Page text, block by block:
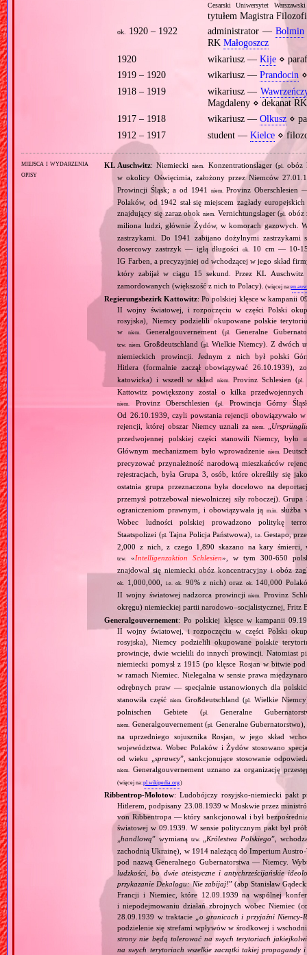
Cesarski Uniwersytet
tytułem Magistra
ok. 1920 – 1922 administrator — Bolmin
RK Małogoszcz
1920
wikariusz — Kije⋄
1919 – 1920
wikariusz — Prandocin⋄
1918 – 1919
wikariusz —
Magdaleny ⋄ dekanat
1917 – 1918
wikariusz — Olkusz⋄
1912 – 1917
student — Kielce⋄
miejsca i wydarzenia
opisy
KL Auschwitz: Niemieckiniem. Konzentrationslager (pl. obóz
w okolicy Oświęcimia, założony przez Niemców
Prowincji Śląsk; a od 1941
niem. Provinz Oberschlesien
Polaków, od 1942 stał się miejscem zagłady
znajdujący się zaraz obok niem. Vernichtungslager (pl. obóz
miliona ludzi, głównie Żydów, w komorach gazowych.
zastrzykami. Do 1941 zabijano dożylnymi zastrzykami
dosercowy zastrzyk — igłą długości
ok.
10 cm —
IG Farben, a precyzyjniej od wchodzącej w jego skład
który zabijał w ciągu 15 sekund. Przez KL
zamordowanych (większość z nich to Polacy). (więcej na:
Regierungsbezirk Kattowitz: Po polskiej klęsce w kampanii
II wojny światowej, i rozpoczęciu w części Polski
rosyjska), Niemcy podzielili okupowane polskie
wniem. Generalgouvernement (pl. Generalne
tzw. niem. Großdeutschland (pl. Wielkie Niemcy). Z dwóch
niemieckich prowincji. Jednym z nich był polski
Hitlera (formalnie zaczął obowiązywać 26.10.1939),
katowicka) i wszedł w skład
niem. Provinz Schlesien (pl.
Kattowitz powiększony został o kilka
niem. Provinz Oberschlesien (pl.
Prowincja Górny
Od 26.10.1939, czyli powstania rejencji obowiązywało
rejencji, której obszar Niemcy uznali za niem.
przedwojennej polskiej części stanowili Niemcy, było
Głównym mechanizmem było wprowadzenie niem.
precyzować przynależność narodową mieszkańców
rejestracjach, była Grupa 3, osób, które określiły się
ostatnia grupa przeznaczona była docelowo na
przemysł potrzebował niewolniczej siły roboczej).
ograniczeniom prawnym, i obowiązywała jąm.in. służba
Wobec ludności polskiej prowadzono politykę
Staatspolizei (pl. Tajna Policja Państwowa), i.e. Gestapo,
2,000 z nich, z czego 1,890 skazano na kary śmierci,
tzw. «Intelligenzaktion Schlesien», w tym 300‐650
znajdował się niemiecki obóz koncentracyjny i obóz
ok. 1,000,000, i.e. ok. 90% z nich) oraz ok. 140,000
II wojny światowej nadzorca prowincjiniem. Provinz
okręgu) niemieckiej partii narodowo–socjalistycznej, Fritz
Generalgouvernement: Po polskiej klęsce w kampanii
II wojny światowej, i rozpoczęciu w części Polski
rosyjska), Niemcy podzielili okupowane polskie
prowincje, dwie wcielili do innych prowincji. Natomiast
niemiecki pomysł z 1915 (po klęsce Rosjan w bitwie
w ramach Niemiec. Nielegalna w sensie prawa
odrębnych praw — specjalnie ustanowionych dla
stanowiła część niem. Großdeutschland (pl. Wielkie
polnischen Gebiete (pl. Generalne
niem. Generalgouvernement (pl. Generalne
na uprzedniego sojusznika Rosjan, w jego skład
województwa. Wobec Polaków i Żydów stosowano
od wieku „ sprawcy”, sankcjonujące stosowanie
niem. Generalgouvernement uznano za organizację
(więcej na:pl.wikipedia.org)
Ribbentrop‐Mołotow: Ludobójczy rosyjsko‐niemiecki pakt
Hitlerem, podpisany 23.08.1939 w Moskwie przez
von Ribbentropa — który sankcjonował i był
światowej w 09.1939. W sensie politycznym pakt był
„handlową” wymianą tzw. Królestwa Polskiego”,
zachodnią Ukrainę), w 1914 należącą do Imperium
pod nazwą Generalnego Gubernatorstwa — Niemcy.
ludzkości, bo dwie ateistyczne i antychrześcijańskie
przykazanie Dekalogu: Nie zabijaj!” (abp Stanisław
Francji i Niemiec, które 12.09.1939 na wspólnej
i niepodejmowaniu działań zbrojnych wobec Niemiec
28.09.1939 w traktacie „ o granicach i przyjaźni
podzielenie się strefami wpływów w środkowej i
strony nie będą tolerować na swych terytoriach
na swych terytoriach wszelkie zaczątki takiej